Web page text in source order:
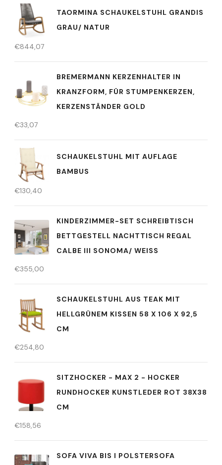
TAORMINA SCHAUKELSTUHL GRANDIS
GRAU/ NATUR
€844,07
BREMERMANN KERZENHALTER IN
KRANZFORM, FÜR STUMPENKERZEN,
KERZENSTÄNDER GOLD
€33,07
SCHAUKELSTUHL MIT AUFLAGE
BAMBUS
€130,40
KINDERZIMMER-SET SCHREIBTISCH
BETTGESTELL NACHTTISCH REGAL
CALBE III SONOMA/ WEISS
€355,00
SCHAUKELSTUHL AUS TEAK MIT
HELLGRÜNEM KISSEN 58 X 106 X 92,5
CM
€254,80
SITZHOCKER - MAX 2 - HOCKER
RUNDHOCKER KUNSTLEDER ROT 38X38
CM
€158,56
SOFA VIVA BIS I POLSTERSOFA